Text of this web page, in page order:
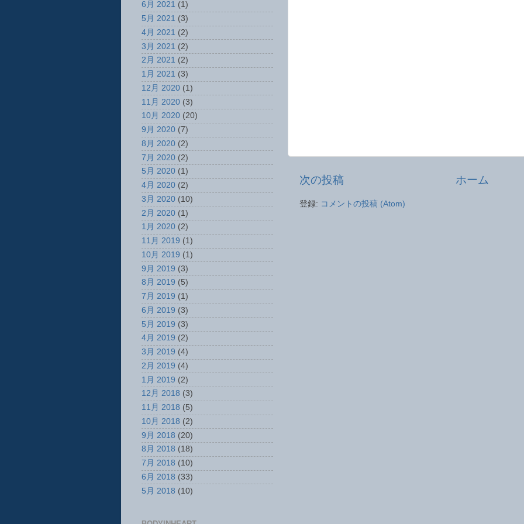
次の投稿 ホーム
登録: コメントの投稿 (Atom)
6月 2021 (1)
5月 2021 (3)
4月 2021 (2)
3月 2021 (2)
2月 2021 (2)
1月 2021 (3)
12月 2020 (1)
11月 2020 (3)
10月 2020 (20)
9月 2020 (7)
8月 2020 (2)
7月 2020 (2)
5月 2020 (1)
4月 2020 (2)
3月 2020 (10)
2月 2020 (1)
1月 2020 (2)
11月 2019 (1)
10月 2019 (1)
9月 2019 (3)
8月 2019 (5)
7月 2019 (1)
6月 2019 (3)
5月 2019 (3)
4月 2019 (2)
3月 2019 (4)
2月 2019 (4)
1月 2019 (2)
12月 2018 (3)
11月 2018 (5)
10月 2018 (2)
9月 2018 (20)
8月 2018 (18)
7月 2018 (10)
6月 2018 (33)
5月 2018 (10)